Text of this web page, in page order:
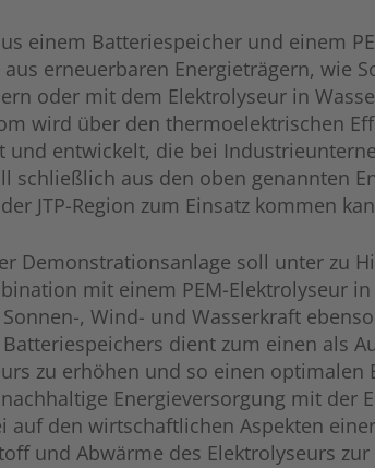
einem Batteriespeicher und einem
erneuerbaren Energieträgern, wie
oder mit dem Elektrolyseur in
wird über den thermoelektrischen
entwickelt, die bei
schließlich aus den oben genannten
JTP-Region zum Einsatz kommen
Demonstrationsanlage soll unter zu
mit einem PEM-Elektrolyseur
, Wind- und Wasserkraft
dient zum einen als
zu erhöhen und so einen
Energieversorgung mit der
den wirtschaftlichen Aspekten
und Abwärme des Elektrolyseurs